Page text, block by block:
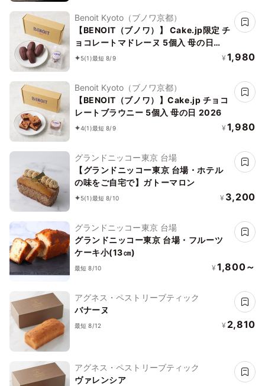
Benoit Kyoto（ブノワ京都）
【BENOIT（ブノワ）】 Cake.jp限定 チ
ョコレートマドレーヌ 5個入 母の日
2026
5(1)最短 8/9 ¥ 1,980
Benoit Kyoto（ブノワ京都）
【BENOIT（ブノワ）】Cake.jp チョコ
レートブラウニー 5個入 母の日 2026
4(1)最短 8/9 ¥ 1,980
グランドニッコー東京 台場
【グランドニッコー東京 台場・ホテル
の味をご自宅で】ガトーマロン
5(1)最短 8/10 ¥ 3,200
グランドニッコー東京 台場
グランドニッコー東京 台場・フルーツ
ケーキ小(13㎝)
最短 8/10 ¥ 1,800～
アグネス・ペストリーブティック
バナーヌ
最短 8/12 ¥ 2,810
アグネス・ペストリーブティック
ヴァレンシア